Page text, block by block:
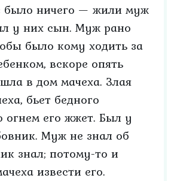
было ничего — жили муж
у них сын. Муж рано
было кому ходить за
вскоре опять
в дом мачеха. Злая
бьет бедного
огнем его жжет. Был у
Муж не знал об
знал; потому-то и
извести его.